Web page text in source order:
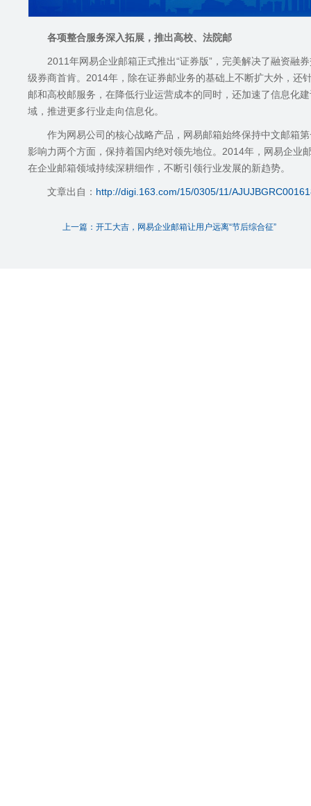
各项整合服务深入拓展，推出高校、法院邮
2011年网易企业邮箱正式推出“证券版”，完美解决了融资融
级券商首肯。2014年，除在证券邮业务的基础上不断扩大外，还
邮和高校邮服务，在降低行业运营成本的同时，还加速了信息化
域，推进更多行业走向信息化。
作为网易公司的核心战略产品，网易邮箱始终保持中文邮箱
影响力两个方面，保持着国内绝对领先地位。2014年，网易企业
在企业邮箱领域持续深耕细作，不断引领行业发展的新趋势。
文章出自： http://digi.163.com/15/0305/11/
上一篇：开工大吉，网易企业邮箱让用户远离“节后综合征”